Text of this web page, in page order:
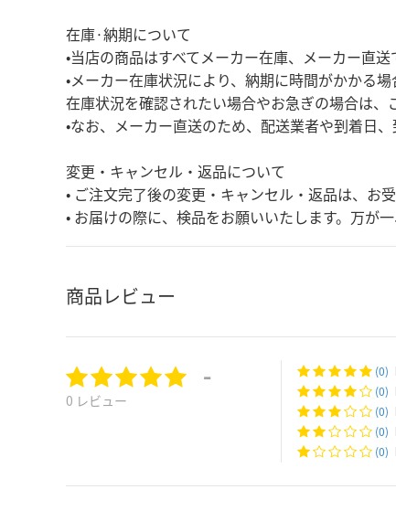
在庫·納期について
•当店の商品はすべてメーカー在庫、メーカー直送
•メーカー在庫状況により、納期に時間がかかる場
在庫状況を確認されたい場合やお急ぎの場合は、
•なお、メーカー直送のため、配送業者や到着日、
変更・キャンセル・返品について
• ご注文完了後の変更・キャンセル・返品は、お
• お届けの際に、検品をお願いいたします。万が
商品レビュー
-
0 レビュー
(0)
(0)
(0)
(0)
(0)